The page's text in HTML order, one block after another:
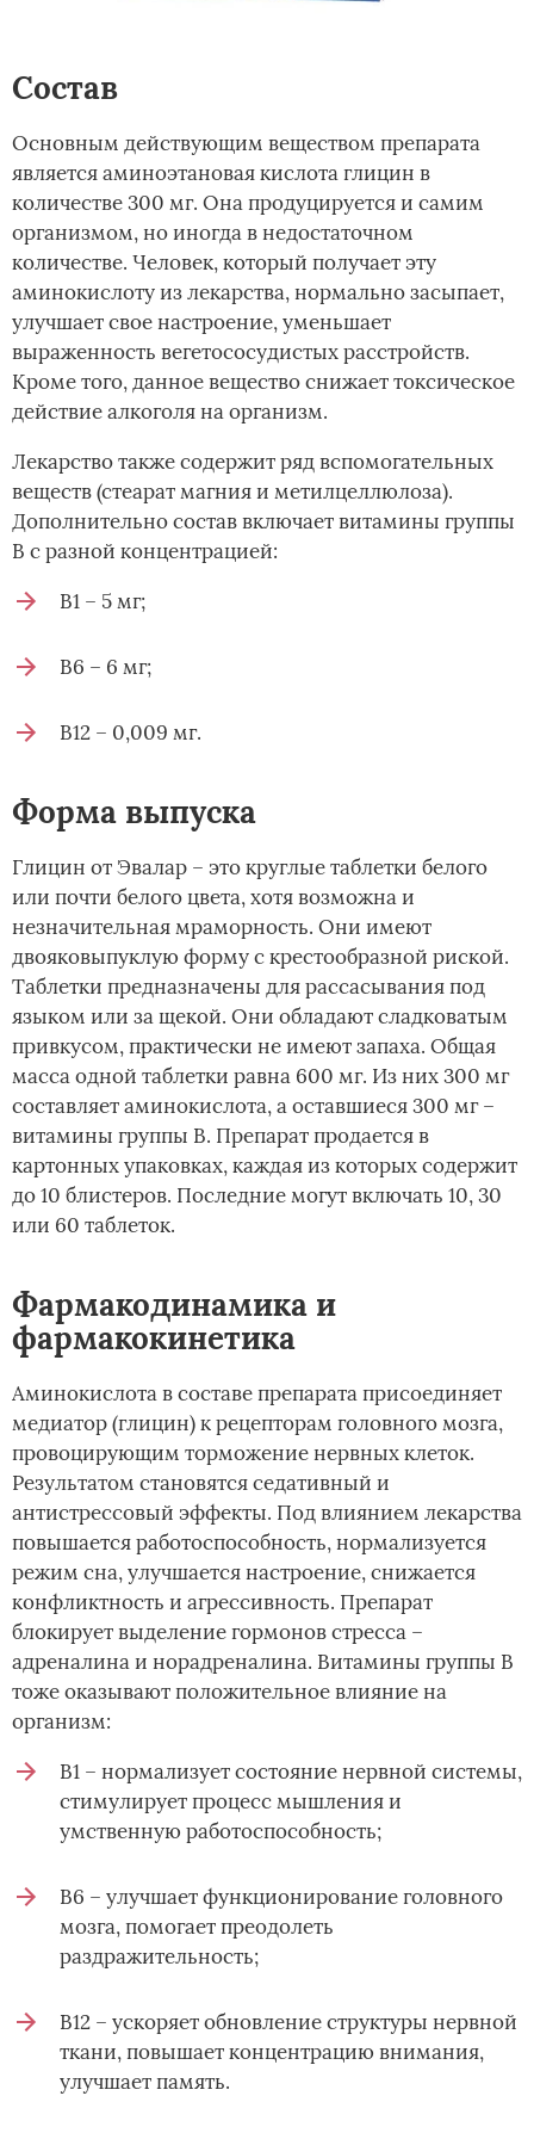
Состав
Основным действующим веществом препарата
является аминоэтановая кислота глицин в
количестве 300 мг. Она продуцируется и самим
организмом, но иногда в недостаточном
количестве. Человек, который получает эту
аминокислоту из лекарства, нормально засыпает,
улучшает свое настроение, уменьшает
выраженность вегетососудистых расстройств.
Кроме того, данное вещество снижает токсическое
действие алкоголя на организм.
Лекарство также содержит ряд вспомогательных
веществ (стеарат магния и метилцеллюлоза).
Дополнительно состав включает витамины группы
В с разной концентрацией:
В1 – 5 мг;
В6 – 6 мг;
В12 – 0,009 мг.
Форма выпуска
Глицин от Эвалар – это круглые таблетки белого
или почти белого цвета, хотя возможна и
незначительная мраморность. Они имеют
двояковыпуклую форму с крестообразной риской.
Таблетки предназначены для рассасывания под
языком или за щекой. Они обладают сладковатым
привкусом, практически не имеют запаха. Общая
масса одной таблетки равна 600 мг. Из них 300 мг
составляет аминокислота, а оставшиеся 300 мг –
витамины группы В. Препарат продается в
картонных упаковках, каждая из которых содержит
до 10 блистеров. Последние могут включать 10, 30
или 60 таблеток.
Фармакодинамика и
фармакокинетика
Аминокислота в составе препарата присоединяет
медиатор (глицин) к рецепторам головного мозга,
провоцирующим торможение нервных клеток.
Результатом становятся седативный и
антистрессовый эффекты. Под влиянием лекарства
повышается работоспособность, нормализуется
режим сна, улучшается настроение, снижается
конфликтность и агрессивность. Препарат
блокирует выделение гормонов стресса –
адреналина и норадреналина. Витамины группы В
тоже оказывают положительное влияние на
организм:
В1 – нормализует состояние нервной системы,
стимулирует процесс мышления и
умственную работоспособность;
В6 – улучшает функционирование головного
мозга, помогает преодолеть
раздражительность;
В12 – ускоряет обновление структуры нервной
ткани, повышает концентрацию внимания,
улучшает память.